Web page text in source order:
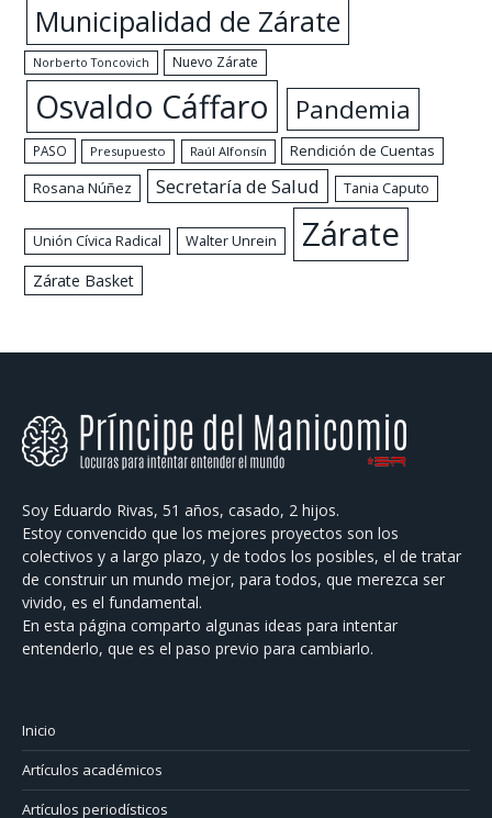
Municipalidad de Zárate
Norberto Toncovich Nuevo Zárate
Osvaldo Cáffaro Pandemia
PASO Presupuesto Raúl Alfonsín
Rendición de Cuentas
Rosana Núñez
Secretaría de Salud Tania Caputo
Unión Cívica Radical Walter Unrein Zárate
Zárate Basket
Soy Eduardo Rivas, 51 años, casado, 2 hijos.
Estoy convencido que los mejores proyectos son los
colectivos y a largo plazo, y de todos los posibles, el de tratar
de construir un mundo mejor, para todos, que merezca ser
vivido, es el fundamental.
En esta página comparto algunas ideas para intentar
entenderlo, que es el paso previo para cambiarlo.
Inicio
Artículos académicos
Artículos periodísticos